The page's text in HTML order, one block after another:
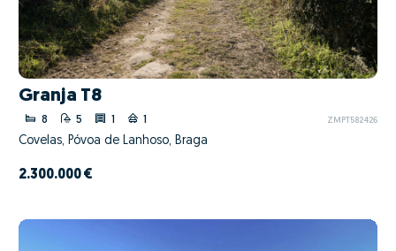
Granja T8
8 5 1 1 ZMPT582426
Covelas, Póvoa de Lanhoso, Braga
2.300.000 €